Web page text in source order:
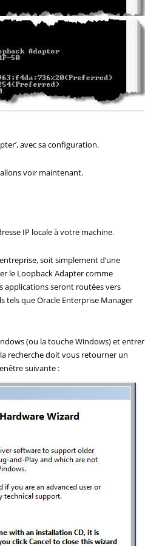
avec sa configuration.
allons voir maintenant.
IP locale à votre machine.
soit simplement d’une
le Loopback Adapter comme
applications seront routées vers
tels que Oracle Enterprise Manager
(ou la touche Windows) et entrer
la recherche doit vous retourner un
suivante :